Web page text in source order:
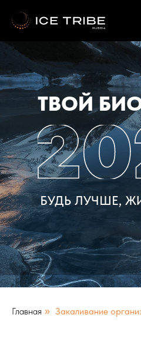
ТВОЙ
БУДЬ ЛУЧШЕ,
Главная » Закаливание